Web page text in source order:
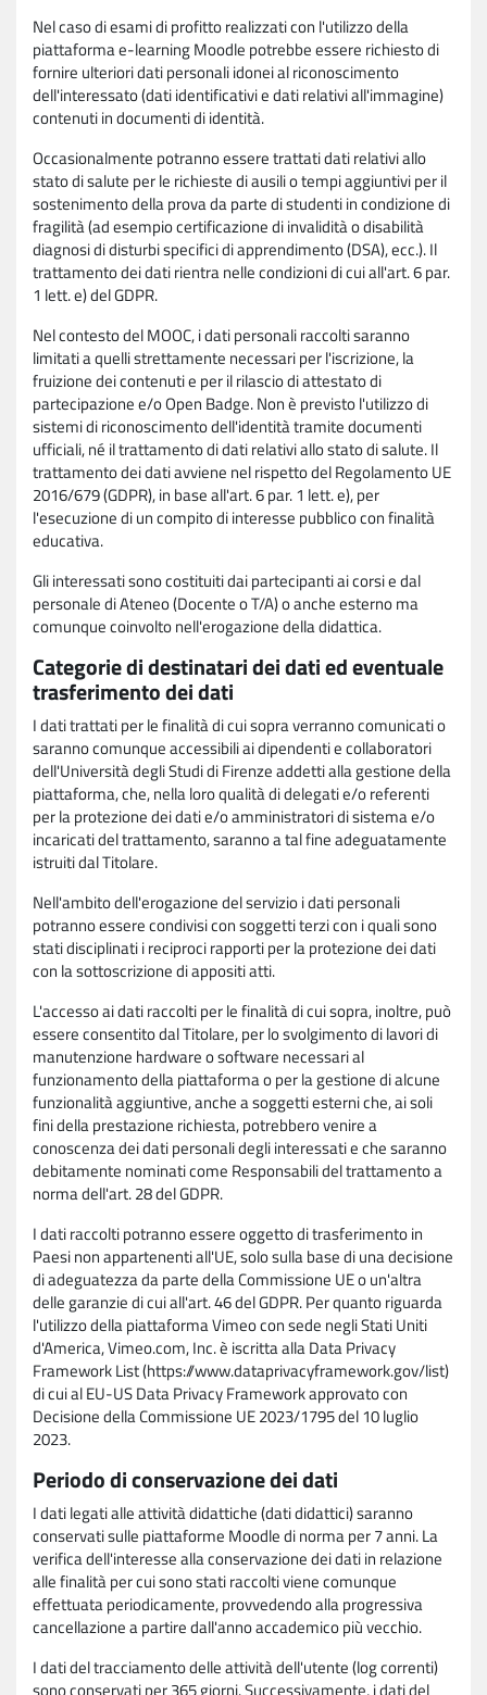
Nel caso di esami di profitto realizzati con l'utilizzo della
piattaforma e-learning Moodle potrebbe essere richiesto di
fornire ulteriori dati personali idonei al riconoscimento
dell'interessato (dati identificativi e dati relativi all'immagine)
contenuti in documenti di identità.
Occasionalmente potranno essere trattati dati relativi allo
stato di salute per le richieste di ausili o tempi aggiuntivi per il
sostenimento della prova da parte di studenti in condizione di
fragilità (ad esempio certificazione di invalidità o disabilità
diagnosi di disturbi specifici di apprendimento (DSA), ecc.). Il
trattamento dei dati rientra nelle condizioni di cui all'art. 6 par.
1 lett. e) del GDPR.
Nel contesto del MOOC, i dati personali raccolti saranno
limitati a quelli strettamente necessari per l'iscrizione, la
fruizione dei contenuti e per il rilascio di attestato di
partecipazione e/o Open Badge. Non è previsto l'utilizzo di
sistemi di riconoscimento dell'identità tramite documenti
ufficiali, né il trattamento di dati relativi allo stato di salute. Il
trattamento dei dati avviene nel rispetto del Regolamento UE
2016/679 (GDPR), in base all'art. 6 par. 1 lett. e), per
l'esecuzione di un compito di interesse pubblico con finalità
educativa.
Gli interessati sono costituiti dai partecipanti ai corsi e dal
personale di Ateneo (Docente o T/A) o anche esterno ma
comunque coinvolto nell'erogazione della didattica.
Categorie di destinatari dei dati ed eventuale
trasferimento dei dati
I dati trattati per le finalità di cui sopra verranno comunicati o
saranno comunque accessibili ai dipendenti e collaboratori
dell'Università degli Studi di Firenze addetti alla gestione della
piattaforma, che, nella loro qualità di delegati e/o referenti
per la protezione dei dati e/o amministratori di sistema e/o
incaricati del trattamento, saranno a tal fine adeguatamente
istruiti dal Titolare.
Nell'ambito dell'erogazione del servizio i dati personali
potranno essere condivisi con soggetti terzi con i quali sono
stati disciplinati i reciproci rapporti per la protezione dei dati
con la sottoscrizione di appositi atti.
L'accesso ai dati raccolti per le finalità di cui sopra, inoltre, può
essere consentito dal Titolare, per lo svolgimento di lavori di
manutenzione hardware o software necessari al
funzionamento della piattaforma o per la gestione di alcune
funzionalità aggiuntive, anche a soggetti esterni che, ai soli
fini della prestazione richiesta, potrebbero venire a
conoscenza dei dati personali degli interessati e che saranno
debitamente nominati come Responsabili del trattamento a
norma dell'art. 28 del GDPR.
I dati raccolti potranno essere oggetto di trasferimento in
Paesi non appartenenti all'UE, solo sulla base di una decisione
di adeguatezza da parte della Commissione UE o un'altra
delle garanzie di cui all'art. 46 del GDPR. Per quanto riguarda
l'utilizzo della piattaforma Vimeo con sede negli Stati Uniti
d'America, Vimeo.com, Inc. è iscritta alla Data Privacy
Framework List (https://www.dataprivacyframework.gov/list)
di cui al EU-US Data Privacy Framework approvato con
Decisione della Commissione UE 2023/1795 del 10 luglio
2023.
Periodo di conservazione dei dati
I dati legati alle attività didattiche (dati didattici) saranno
conservati sulle piattaforme Moodle di norma per 7 anni. La
verifica dell'interesse alla conservazione dei dati in relazione
alle finalità per cui sono stati raccolti viene comunque
effettuata periodicamente, provvedendo alla progressiva
cancellazione a partire dall'anno accademico più vecchio.
I dati del tracciamento delle attività dell'utente (log correnti)
sono conservati per 365 giorni. Successivamente, i dati del